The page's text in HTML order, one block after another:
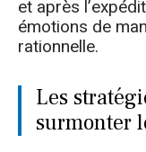
et après
émotions de
rationnelle.
Les
surmonter